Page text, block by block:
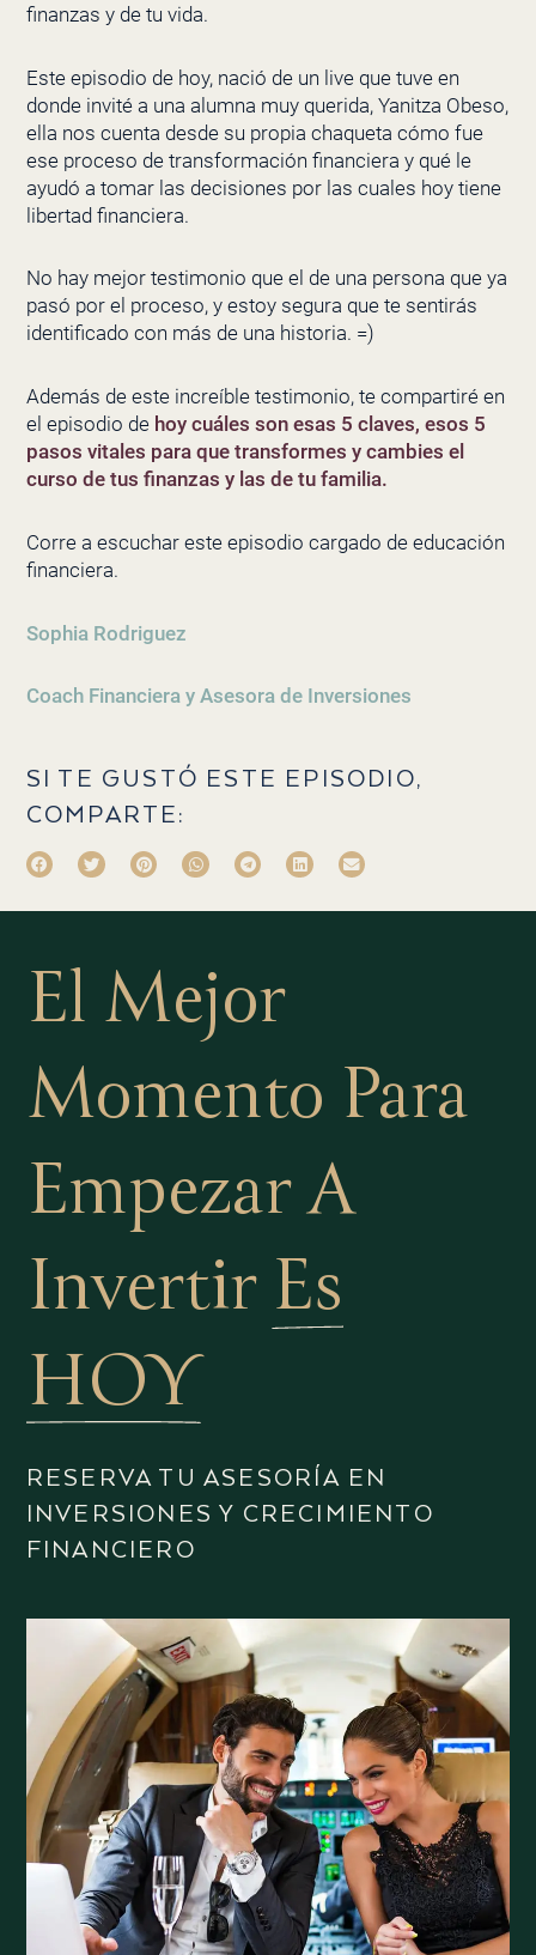
finanzas y de tu vida.
Este episodio de hoy, nació de un live que tuve en
donde invité a una alumna muy querida, Yanitza Obeso,
ella nos cuenta desde su propia chaqueta cómo fue
ese proceso de transformación financiera y qué le
ayudó a tomar las decisiones por las cuales hoy tiene
libertad financiera.
No hay mejor testimonio que el de una persona que ya
pasó por el proceso, y estoy segura que te sentirás
identificado con más de una historia. =)
Además de este increíble testimonio, te compartiré en
el episodio de hoy cuáles son esas 5 claves, esos 5
pasos vitales para que transformes y cambies el
curso de tus finanzas y las de tu familia.
Corre a escuchar este episodio cargado de educación
financiera.
Sophia Rodriguez
Coach Financiera y Asesora de Inversiones
SI TE GUSTÓ ESTE EPISODIO,
COMPARTE:
El Mejor
Momento Para
Empezar A
Invertir Es
HOY
RESERVA TU ASESORÍA EN
INVERSIONES Y CRECIMIENTO
FINANCIERO